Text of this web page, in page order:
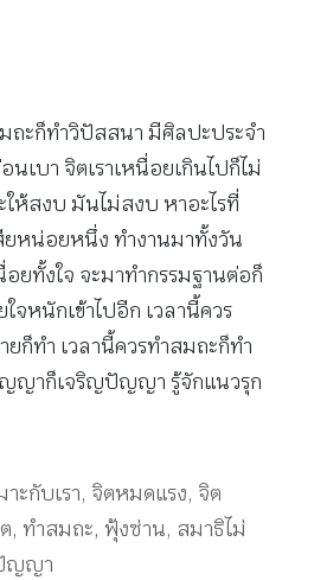
ถะก็ทำวิปัสสนา มีศิลปะประจำ
เบา จิตเราเหนื่อยเกินไปก็ไม่
ห้สงบ มันไม่สงบ หาอะไรที่
หน่อยหนึ่ง ทำงานมาทั้งวัน
ยทั้งใจ จะมาทำกรรมฐานต่อก็
จหนักเข้าไปอีก เวลานี้ควร
ยก็ทำ เวลานี้ควรทำสมถะก็ทำ
ญญาก็เจริญปัญญา รู้จักแนวรุก
ะกับเรา, จิตหมดแรง, จิต
, ทำสมถะ, ฟุ้งซ่าน, สมาธิไม่
ญญา